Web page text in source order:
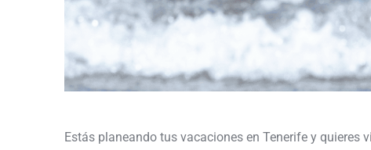
Estás planeando tus vacaciones en Tenerife y quieres